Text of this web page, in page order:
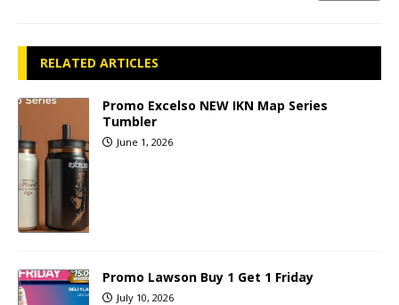
RELATED ARTICLES
Promo Excelso NEW IKN Map Series
Tumbler
June 1, 2026
Promo Lawson Buy 1 Get 1 Friday
July 10, 2026